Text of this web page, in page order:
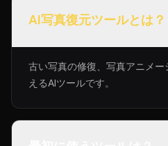
AI写真復元ツールとは？
古い写真の修復、写真アニメ
えるAIツールです。